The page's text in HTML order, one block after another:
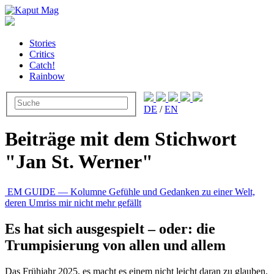
Stories
Critics
Catch!
Rainbow
DE /EN
Beiträge mit dem Stichwort
"Jan St. Werner"
EM GUIDE — Kolumne Gefühle und Gedanken zu einer Welt,
deren Umriss mir nicht mehr gefällt
Es hat sich ausgespielt – oder: die
Trumpisierung von allen und allem
Das Frühjahr 2025, es macht es einem nicht leicht daran zu glauben,